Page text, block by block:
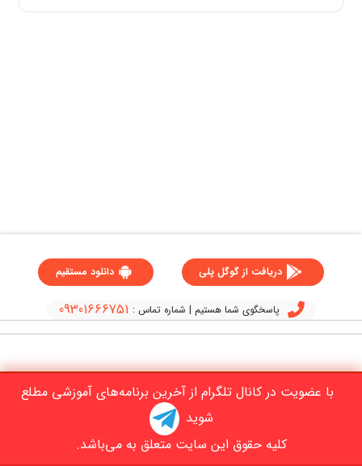
دریافت از گوگل پلی دانلود مستقیم
پاسخگوی شما هستیم | شماره تماس : 09301666751
کلیه حقوق این سایت متعلق به می‌باشد.
با عضویت در کانال تلگرام از آخرین برنامه‌های آموزشی مطلع
شوید